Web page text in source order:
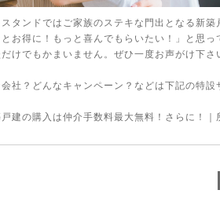
タンドではご家族のステキな門出となる新築
とお得に！もっと喜んでもらいたい！」と思っ
けでもかまいません。ぜひ一度お声がけ下さ
会社？どんなキャンペーン？などは下記の特設
戸建の購入は仲介手数料最大無料！さらに！